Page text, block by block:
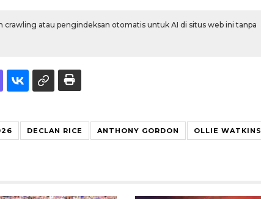
atau pengindeksan otomatis untuk AI di situs web ini tanpa
DECLAN RICE ANTHONY GORDON OLLIE WATKINS